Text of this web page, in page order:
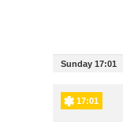
Sunday 17:01
17:01